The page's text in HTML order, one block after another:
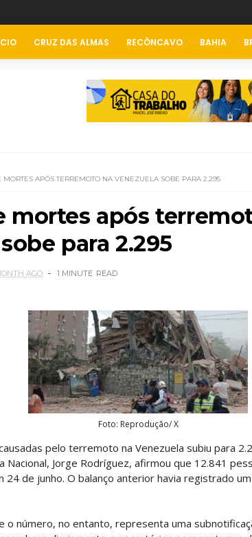
CRUZ DAS ALMAS RECÔNCAVO BAHIA
APÓS TERREMOTO NA VENEZUELA SOBE PARA 2.295
mortes após
para 2.295
AGO 1 MINUTE READ
Foto: Reprodução/ X
pelo terremoto na Venezuela subiu para
Nacional, Jorge Rodríguez, afirmou que 12.841
de junho. O balanço anterior havia registrado
o número, no entanto, representa uma